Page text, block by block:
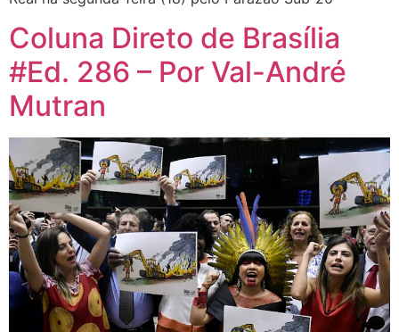
Coluna Direto de Brasília
#Ed. 286 – Por Val-André
Mutran